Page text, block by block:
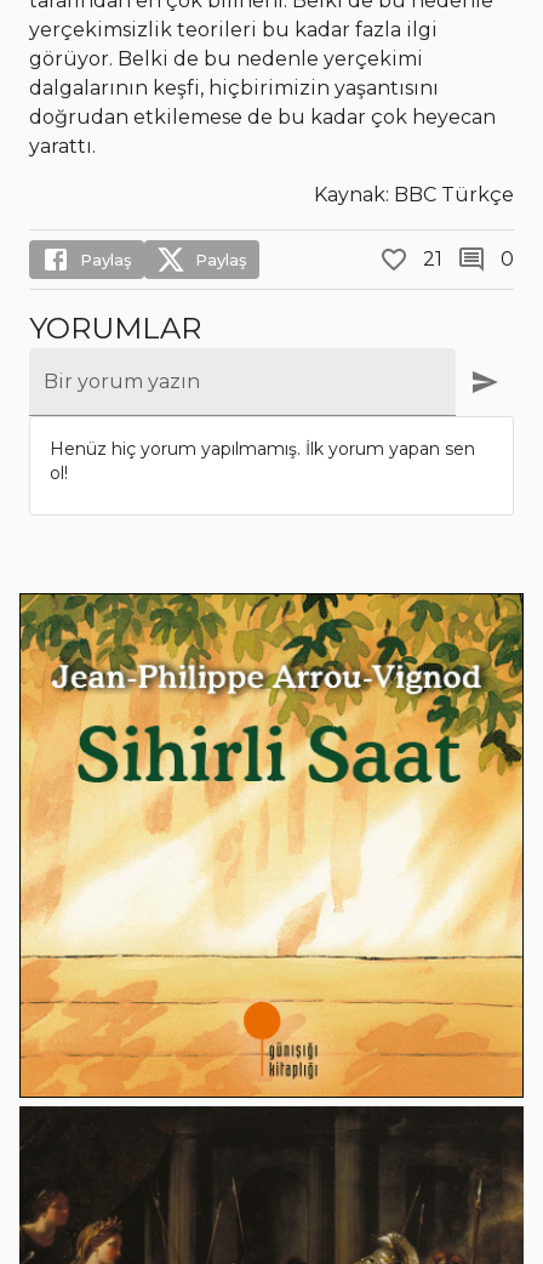
yerçekimsizlik teorileri bu kadar fazla ilgi
görüyor. Belki de bu nedenle yerçekimi
dalgalarının keşfi, hiçbirimizin yaşantısını
doğrudan etkilemese de bu kadar çok heyecan
yarattı.
Kaynak: BBC Türkçe
Paylaş Paylaş 21 0
YORUMLAR
Bir yorum yazın
Henüz hiç yorum yapılmamış. İlk yorum yapan sen
ol!